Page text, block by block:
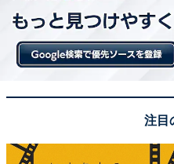
1品目「成城石井自家製
注目